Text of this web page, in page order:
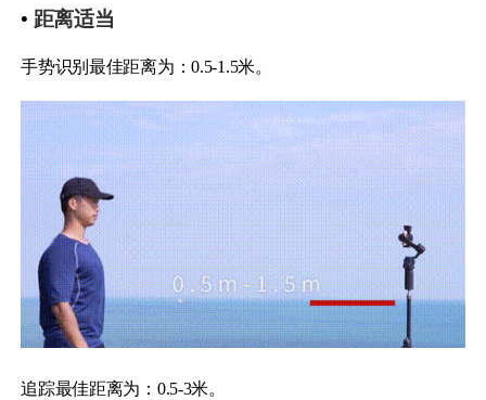
• 距离适当
手势识别最佳距离为：0.5-1.5米。
追踪最佳距离为：0.5-3米。